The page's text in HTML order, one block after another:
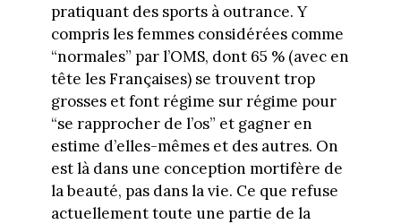
pratiquant des sports à outrance. Y
compris les femmes considérées comme
“normales” par l’OMS, dont 65 % (avec en
tête les Françaises) se trouvent trop
grosses et font régime sur régime pour
“se rapprocher de l’os” et gagner en
estime d’elles-mêmes et des autres. On
est là dans une conception mortifère de
la beauté, pas dans la vie. Ce que refuse
actuellement toute une partie de la